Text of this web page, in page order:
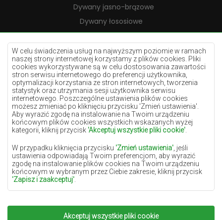
W celu świadczenia usług na najwyższym poziomie w ramach
naszej strony internetowej korzystamy z plików cookies. Pliki
cookies wykorzystywane są w celu dostosowania zawartości
stron serwisu internetowego do preferencji użytkownika,
optymalizacji korzystania ze stron internetowych, tworzenia
statystyk oraz utrzymania sesji użytkownika serwisu
internetowego. Poszczególne ustawienia plików cookies
możesz zmieniać po kliknięciu przycisku 'Zmień ustawienia'.
Aby wyrazić zgodę na instalowanie na Twoim urządzeniu
końcowym plików cookies wszystkich wskazanych wyżej
kategorii, kliknij przycisk 'Akceptuj wszystkie pliki cookie'
W przypadku kliknięcia przycisku 'Zmień ustawienia' , jeśli
ustawienia odpowiadają Twoim preferencjom, aby wyrazić
zgodę na instalowanie plików cookies na Twoim urządzeniu
końcowym w wybranym przez Ciebie zakresie, kliknij przycisk
'Zapisz i zaakceptuj'
osobowe, podstawą ich przetwarzania jest uzasadniony interes
administratora danych osobowych (DYWANYCHEMEX) lub
Akceptuj wszystkie pliki cookie
Dywany jasno-brązowe
Dywany łososiowe
Dywany kremowe
Dywany lilac
Dywany żółte
Dywany miętowe
Dywany niebieskie
Dywany pomarańczowe
Dywany różowe
Dywany szare
Dywany terakota
Dywany zielone